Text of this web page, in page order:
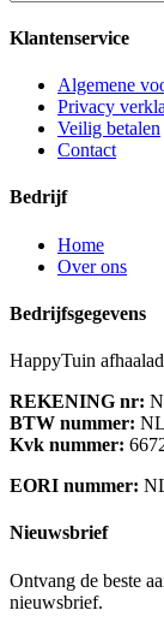
Klantenservice
Algemene
Privacy
Veilig betalen
Contact
Bedrijf
Home
Over ons
Bedrijfsgegevens
HappyTuin
REKENING nr:
BTW nummer:
Kvk nummer:
EORI nummer:
Nieuwsbrief
Ontvang de beste
nieuwsbrief.